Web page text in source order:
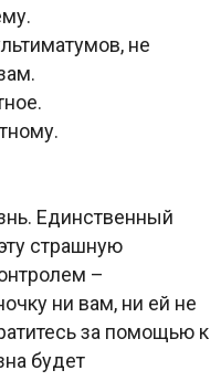
не
Единственный
страшную
–
ни вам, ни ей не
за помощью к
будет